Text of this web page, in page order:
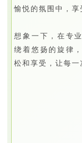
愉悦的氛围中，享
想象一下，在专
绕着悠扬的旋律
松和享受，让每一